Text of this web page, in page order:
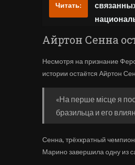
Читать:
Айртон Сенна
Несмотря на признание
истории остаётся Айртон
«На перше місце я
бразильца и его
Сенна, трёхкратный
Марино завершила одну из